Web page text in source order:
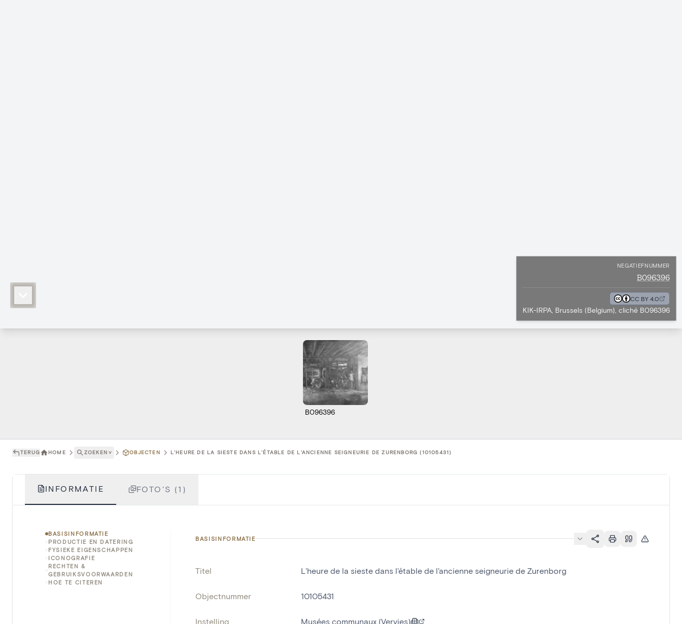
NEGATIEFNUMMER
B096396
CC BY 4.0
KIK-IRPA, Brussels (Belgium), cliché B096396
B096396
TERUG HOME ZOEKEN ˅ OBJECTEN L'HEURE DE LA SIESTE DANS L'ÉTABLE DE L'ANCIENNE SEIGNEURIE DE ZURENBORG (10105431)
INFORMATIE FOTO'S (1)
BASISINFORMATIE
PRODUCTIE EN DATERING
FYSIEKE EIGENSCHAPPEN
ICONOGRAFIE
RECHTEN &
GEBRUIKSVOORWAARDEN
HOE TE CITEREN
BASISINFORMATIE
Titel L'heure de la sieste dans l'étable de l'ancienne seigneurie de Zurenborg
Objectnummer 10105431
Instelling Musées communaux (Vervies)